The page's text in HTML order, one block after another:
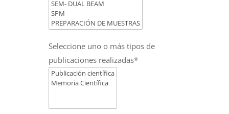
Seleccione uno o más tipos de
publicaciones realizadas*